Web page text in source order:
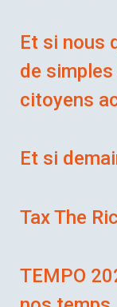
Et si nous
de
citoyens
Et si
Tax The
TEMPO